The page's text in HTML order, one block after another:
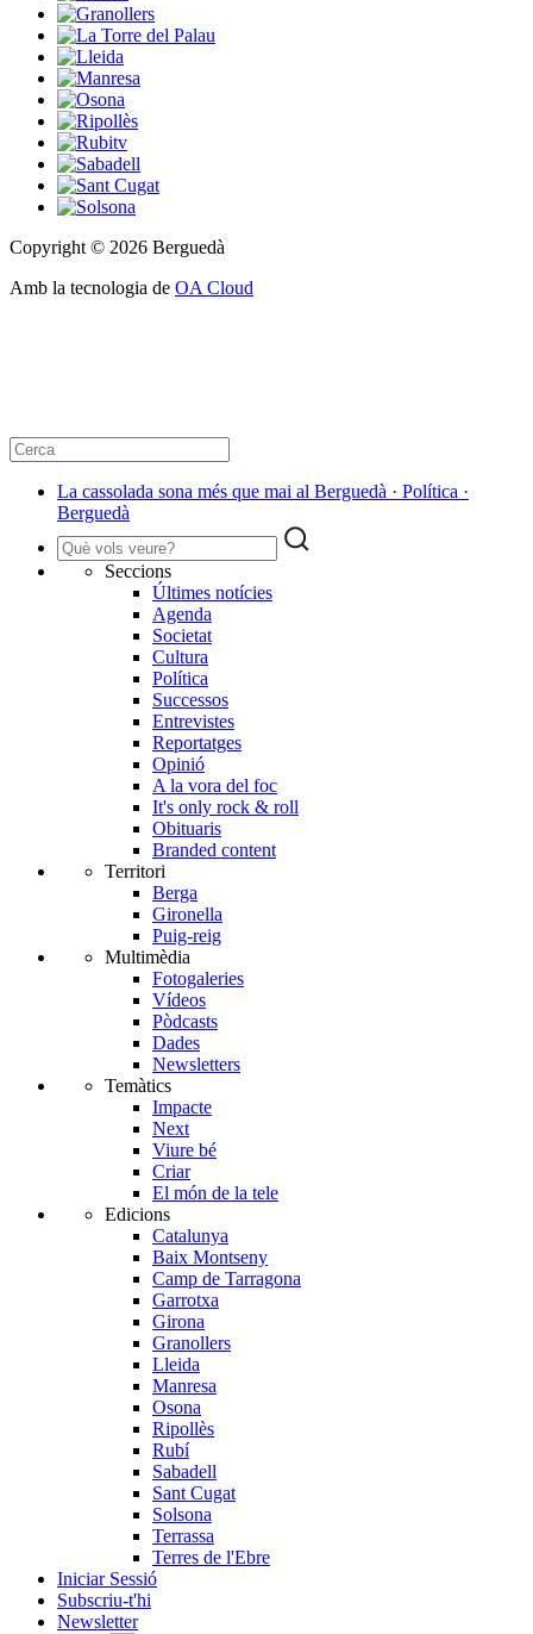
Copyright © 2026 Berguedà
Amb la tecnologia de OA Cloud
La cassolada sona més que mai al Berguedà · Política ·
Berguedà
Seccions
Últimes notícies
Agenda
Societat
Cultura
Política
Successos
Entrevistes
Reportatges
Opinió
A la vora del foc
It's only rock & roll
Obituaris
Branded content
Territori
Berga
Gironella
Puig-reig
Multimèdia
Fotogaleries
Vídeos
Pòdcasts
Dades
Newsletters
Temàtics
Impacte
Next
Viure bé
Criar
El món de la tele
Edicions
Catalunya
Baix Montseny
Camp de Tarragona
Garrotxa
Girona
Granollers
Lleida
Manresa
Osona
Ripollès
Rubí
Sabadell
Sant Cugat
Solsona
Terrassa
Terres de l'Ebre
Iniciar Sessió
Subscriu-t'hi
Newsletter